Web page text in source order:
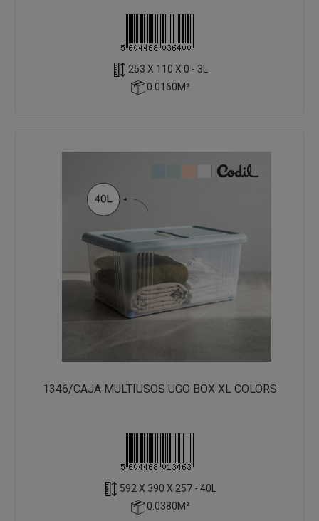
253 X 110 X 0 - 3L
0.0160M³
1346/CAJA MULTIUSOS UGO BOX XL COLORS
592 X 390 X 257 - 40L
0.0380M³